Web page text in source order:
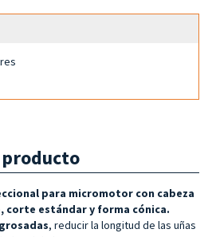
para micromotor con cabeza
corte estándar y forma cónica.
, reducir la longitud de las uñas